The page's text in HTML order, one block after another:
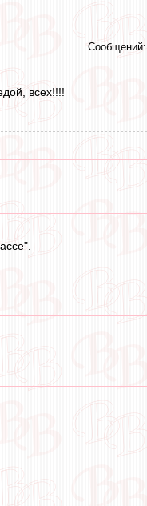
Сообщений:
всех!!!!